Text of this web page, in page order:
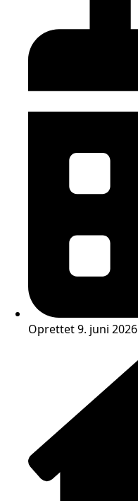
Oprettet 9. juni 2026